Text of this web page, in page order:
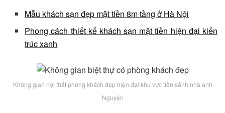
Mẫu khách sạn đẹp mặt tiền 8m tầng ở Hà Nội
Phong cách thiết kế khách sạn mặt tiền hiện đại kiến
trúc xanh
Không gian nội thất phòng khách đẹp hiện đại khu vực tiền sảnh nhà anh
Nguyện